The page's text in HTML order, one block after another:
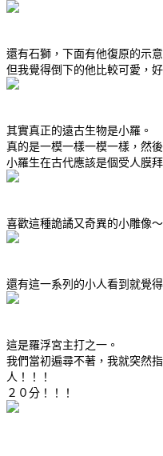
還有石獅，下面有他復原的示意
但我覺得倒下的他比較可愛，
其實真正的遠古生物是小羅。
真的是一模一樣一模一樣，然
小羅生在古代應該是個受人膜
喜歡這種詭譎又奇異的小雕像～
還有這一系列的小人看到就覺
這是羅浮宮主打之一。
我們當初遍尋不著，我就突然
人！！！
２０分！！！